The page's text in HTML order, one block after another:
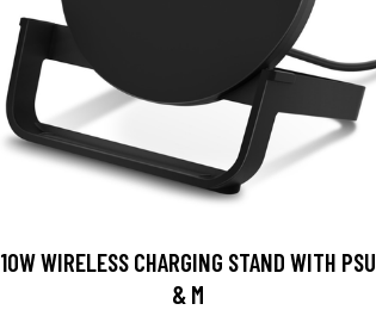
10W WIRELESS CHARGING STAND WITH PSU
& M